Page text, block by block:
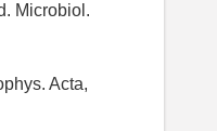
Microbiol.
Acta,